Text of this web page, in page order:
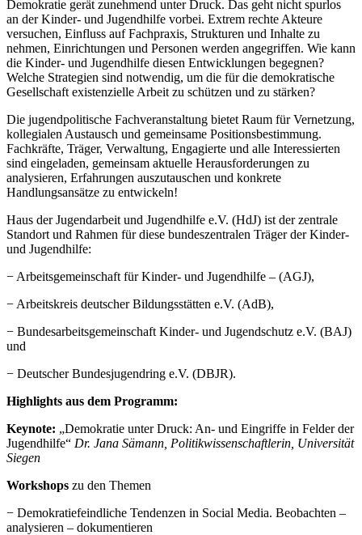
Demokratie gerät zunehmend unter Druck. Das geht nicht spurlos
an der Kinder- und Jugendhilfe vorbei. Extrem rechte Akteure
versuchen, Einfluss auf Fachpraxis, Strukturen und Inhalte zu
nehmen, Einrichtungen und Personen werden angegriffen. Wie kann
die Kinder- und Jugendhilfe diesen Entwicklungen begegnen?
Welche Strategien sind notwendig, um die für die demokratische
Gesellschaft existenzielle Arbeit zu schützen und zu stärken?
Die jugendpolitische Fachveranstaltung bietet Raum für Vernetzung,
kollegialen Austausch und gemeinsame Positionsbestimmung.
Fachkräfte, Träger, Verwaltung, Engagierte und alle Interessierten
sind eingeladen, gemeinsam aktuelle Herausforderungen zu
analysieren, Erfahrungen auszutauschen und konkrete
Handlungsansätze zu entwickeln!
Haus der Jugendarbeit und Jugendhilfe e.V. (HdJ) ist der zentrale
Standort und Rahmen für diese bundeszentralen Träger der Kinder-
und Jugendhilfe:
− Arbeitsgemeinschaft für Kinder- und Jugendhilfe – (AGJ),
− Arbeitskreis deutscher Bildungsstätten e.V. (AdB),
− Bundesarbeitsgemeinschaft Kinder- und Jugendschutz e.V. (BAJ)
und
− Deutscher Bundesjugendring e.V. (DBJR).
Highlights aus dem Programm:
Keynote: „Demokratie unter Druck: An- und Eingriffe in Felder der
Jugendhilfe“ Dr. Jana Sämann, Politikwissenschaftlerin, Universität
Siegen
Workshops zu den Themen
− Demokratiefeindliche Tendenzen in Social Media. Beobachten –
analysieren – dokumentieren